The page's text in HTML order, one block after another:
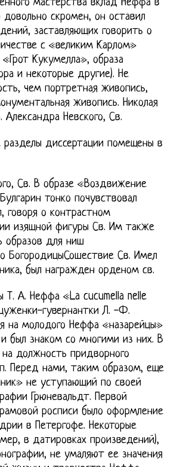
довольно скромен, он оставил
заставляющих говорить о
с «великим Карлом»
Кукумелла», образа
и некоторые другие). Не
чем портретная живопись,
живопись. Николая
Александра Невского, Св.
диссертации помещены в
Св. В образе «Воздвижение
тонко почувствовал
говоря о контрастном
изящной фигуры Св. Им также
образов для ниш
БогородицыСошествие Св. Имел
был награжден орденом св.
Т. А. Неффа «La cucumella nelle
гувернантки Л. -Ф.
на молодого Неффа «назарейцы»
был знаком со многими из них. В
на должность придворного
Перед нами, таким образом, еще
не уступающий по своей
Грюневальдт. Первой
росписи было оформление
в Петергофе. Некоторые
в датировках произведений),
не умаляют ее значения